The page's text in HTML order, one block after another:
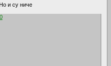
Но и су ниче
0